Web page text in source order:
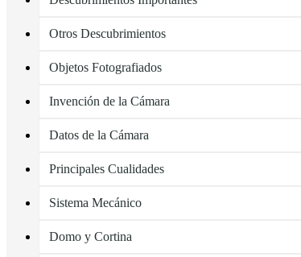
Otros Descubrimientos
Objetos Fotografiados
Invención de la Cámara
Datos de la Cámara
Principales Cualidades
Sistema Mecánico
Domo y Cortina